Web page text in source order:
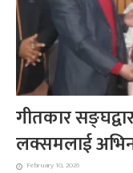
गीतकार
लक्समलाई
February 10, 2026